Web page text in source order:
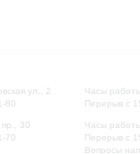
ул., 2
80
пр., 30
70
Часы
Перерыв с
Часы
Перерыв с
Вопросы